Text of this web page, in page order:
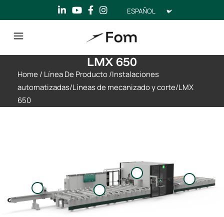
Elegir
un
idioma
LMX 650
Home / Línea De Producto/Instalaciones
automatizadas/Líneas de mecanizado y corte/LMX
650